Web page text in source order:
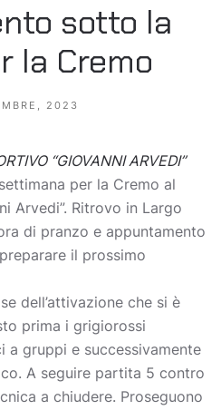
sotto la
la Cremo
2023
“GIOVANNI ARVEDI”
per la Cremo al
Arvedi”. Ritrovo in Largo
di pranzo e appuntamento
il prossimo
dell’attivazione che si è
prima i grigiorossi
a gruppi e successivamente
A seguire partita 5 contro
a chiudere. Proseguono